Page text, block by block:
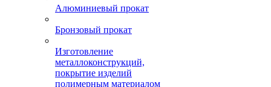
Алюминиевый прокат
Бронзовый прокат
Изготовление
металлоконструкций,
покрытие изделий
полимерным материалом